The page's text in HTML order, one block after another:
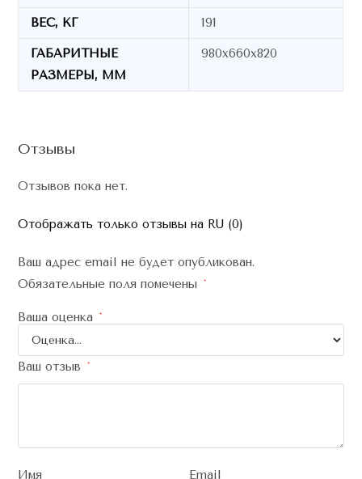
ВЕС, КГ 191
ГАБАРИТНЫЕ
РАЗМЕРЫ, ММ
980x660x820
Отзывы
Отзывов пока нет.
Отображать только отзывы на RU (0)
Ваш адрес email не будет опубликован.
Обязательные поля помечены
*
Ваша оценка *
Ваш отзыв *
Имя Email